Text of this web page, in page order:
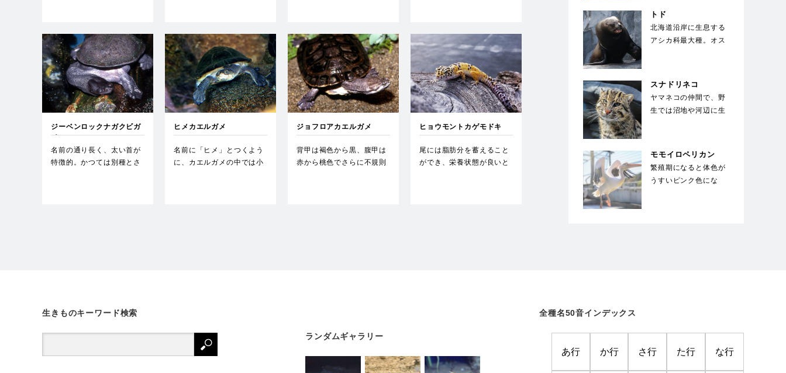
ジーベンロックナガクビガ
メ
名前の通り長く、太い首が
特徴的。かつては別種とさ
ヒメカエルガメ
名前に「ヒメ」とつくよう
に、カエルガメの中では小
ジョフロアカエルガメ
背甲は褐色から黒、腹甲は
赤から桃色でさらに不規則
ヒョウモントカゲモドキ
尾には脂肪分を蓄えること
ができ、栄養状態が良いと
トド
北海道沿岸に生息する
アシカ科最大種。オス
スナドリネコ
ヤマネコの仲間で、野
生では沼地や河辺に生
モモイロペリカン
繁殖期になると体色が
うすいピンク色にな
生きものキーワード検索 全種名50音インデックス
あ行 か行 さ行 た行 な行
ランダムギャラリー